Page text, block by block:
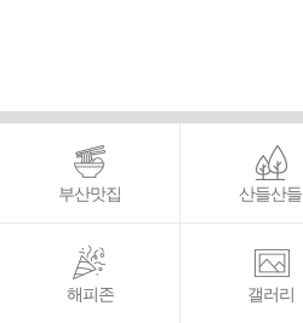
부산맛집 산들산들
해피존 갤러리